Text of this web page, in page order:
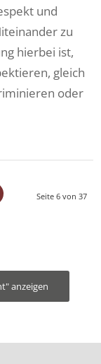
und
zu
hierbei ist,
gleich
oder
Seite 6 von 37
anzeigen